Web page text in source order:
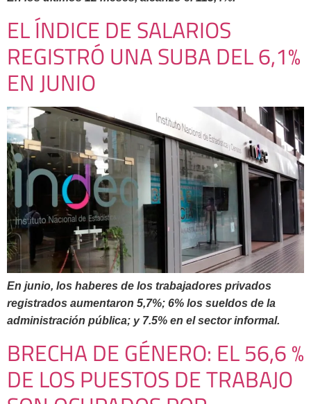
EL ÍNDICE DE SALARIOS
REGISTRÓ UNA SUBA DEL 6,1%
EN JUNIO
En junio, los haberes de los trabajadores privados
registrados aumentaron 5,7%; 6% los sueldos de la
administración pública; y 7.5% en el sector informal.
BRECHA DE GÉNERO: EL 56,6 %
DE LOS PUESTOS DE TRABAJO